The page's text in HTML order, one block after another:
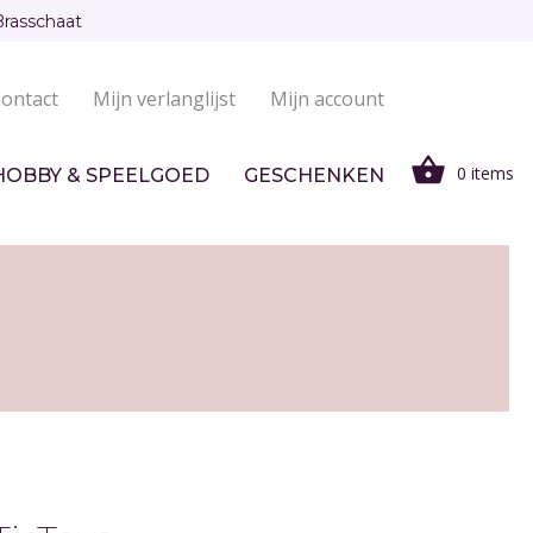
Mijn verlanglijst Mijn account
& SPEELGOED GESCHENKEN 0 items